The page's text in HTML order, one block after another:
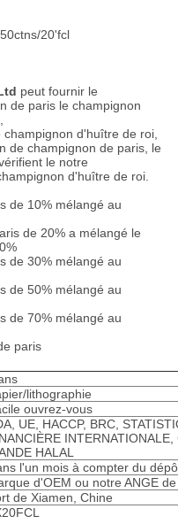
20'fcl
peut fournir le
de paris le champignon
d'huître de roi,
de champignon de paris, le
le notre
d'huître de roi.
de 10% mélangé au
de 20% a mélangé le
de 30% mélangé au
de 50% mélangé au
de 70% mélangé au
paris
lithographie
ouvrez-vous
UE, HACCP, BRC,
INTERNATIONALE,
HALAL
l'un mois à compter du
d'OEM ou notre ANGE
de Xiamen, Chine